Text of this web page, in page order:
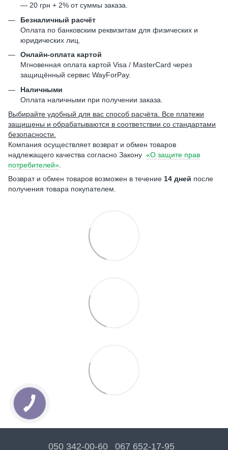
— 20 грн + 2% от суммы заказа.
Безналичный расчёт
Оплата по банковским реквизитам для физических и
юридических лиц.
Онлайн-оплата картой
Мгновенная оплата картой Visa / MasterCard через
защищённый сервис WayForPay.
Наличными
Оплата наличными при получении заказа.
Выбирайте удобный для вас способ расчёта. Все платежи
защищены и обрабатываются в соответствии со стандартами
безопасности.
Компания осуществляет возврат и обмен товаров
надлежащего качества согласно Закону «О защите прав
потребителей»
Возврат и обмен товаров возможен в течение 14 дней после
получения товара покупателем.
050 342-00-60 067 652-17-95